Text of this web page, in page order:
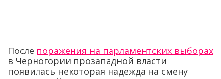
После поражения на парламентских выборах
в Черногории прозападной власти
появилась некоторая надежда на смену